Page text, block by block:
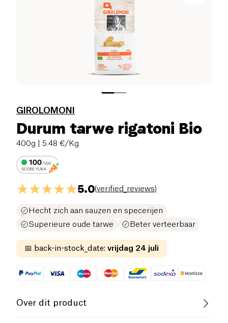
GIROLOMONI
Durum tarwe rigatoni Bio
400g | 5.48 €/Kg
5.0(verified_reviews)
Hecht zich aan sauzen en specerijen
Superieure oude tarwe
Beter verteerbaar
📅 back-in-stock_date: vrijdag 24 juli
Over dit product